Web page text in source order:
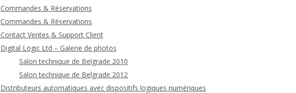
Commandes & Réservations
Commandes & Réservations
Contact Ventes & Support Client
Digital Logic Ltd – Galerie de photos
Salon technique de Belgrade 2010
Salon technique de Belgrade 2012
Distributeurs automatiques avec dispositifs logiques numériques